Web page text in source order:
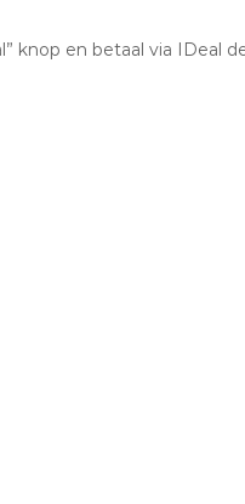
knop en betaal via IDeal